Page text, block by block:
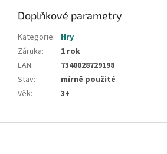
Doplňkové parametry
Kategorie: Hry
Záruka:
1 rok
EAN:
7340028729198
Stav:
mírně použité
Věk: 3+